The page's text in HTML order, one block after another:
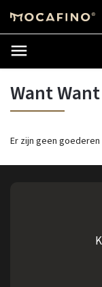
Want Want
Er zijn geen